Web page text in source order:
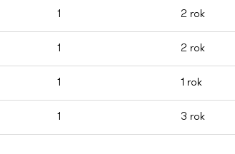
1 2 rok
1 2 rok
1 1 rok
1 3 rok